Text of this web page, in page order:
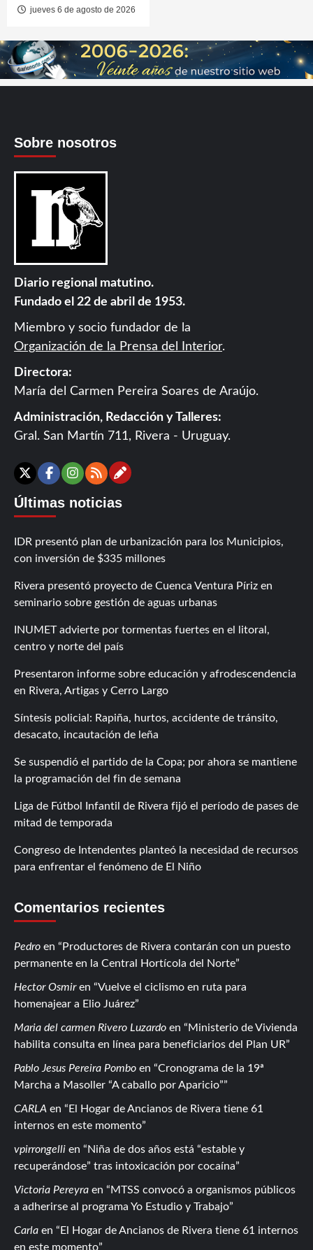
jueves 6 de agosto de 2026
Sobre nosotros
Diario regional matutino.
Fundado el 22 de abril de 1953.
Miembro y socio fundador de la
Organización de la Prensa del Interior.
Directora:
María del Carmen Pereira Soares de Araújo.
Administración, Redacción y Talleres:
Gral. San Martín 711, Rivera - Uruguay.
X Facebook
Instagram
RSSContáctanos
Últimas noticias
IDR presentó plan de urbanización para los Municipios,
con inversión de $335 millones
Rivera presentó proyecto de Cuenca Ventura Píriz en
seminario sobre gestión de aguas urbanas
INUMET advierte por tormentas fuertes en el litoral,
centro y norte del país
Presentaron informe sobre educación y afrodescendencia
en Rivera, Artigas y Cerro Largo
Síntesis policial: Rapiña, hurtos, accidente de tránsito,
desacato, incautación de leña
Se suspendió el partido de la Copa; por ahora se mantiene
la programación del fin de semana
Liga de Fútbol Infantil de Rivera fijó el período de pases de
mitad de temporada
Congreso de Intendentes planteó la necesidad de recursos
para enfrentar el fenómeno de El Niño
Comentarios recientes
Pedro en
Productores de Rivera contarán con un puesto
permanente en la Central Hortícola del Norte
Hector Osmiren
Vuelve el ciclismo en ruta para
homenajear a Elio Juárez
Maria del carmen Rivero Luzardo en
Ministerio de Vivienda
habilita consulta en línea para beneficiarios del Plan UR
Pablo Jesus Pereira Pombo en
Cronograma de la 19ª
Marcha a Masoller “A caballo por Aparicio”
CARLA en
El Hogar de Ancianos de Rivera tiene 61
internos en este momento
vpirrongelli en
Niña de dos años está “estable y
recuperándose” tras intoxicación por cocaína
Victoria Pereyra en
MTSS convocó a organismos públicos
a adherirse al programa Yo Estudio y Trabajo
Carla en
El Hogar de Ancianos de Rivera tiene 61 internos
en este momento